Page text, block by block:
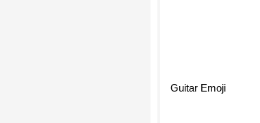
Guitar Emoji